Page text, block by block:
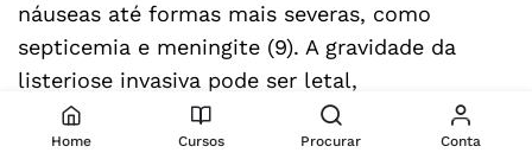
náuseas até formas mais severas, como
septicemia e meningite (9). A gravidade da
listeriose invasiva pode ser letal,
especialmente em grupos de risco,
demandando atenção médica e hospitalar
Home Cursos Procurar Conta